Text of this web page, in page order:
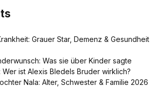
Grauer Star, Demenz & Gesundheit
Was sie über Kinder sagte
Wer ist Alexis Bledels Bruder wirklich?
Nala: Alter, Schwester & Familie 2026